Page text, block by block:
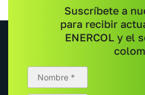
Suscríbete a
para recibir
ENERCOL y el